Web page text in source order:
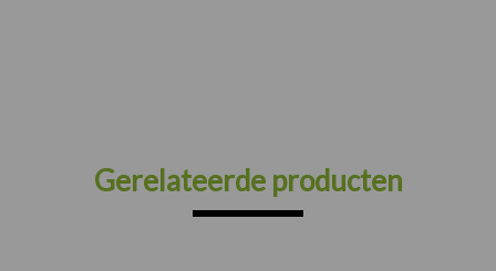
Gerelateerde producten